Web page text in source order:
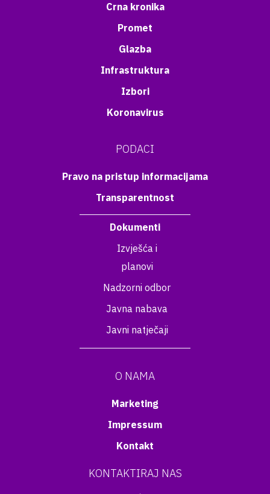
Crna kronika
Promet
Glazba
Infrastruktura
Izbori
Koronavirus
PODACI
Pravo na pristup informacijama
Transparentnost
Dokumenti
Izvješća i
planovi
Nadzorni odbor
Javna nabava
Javni natječaji
O NAMA
Marketing
Impressum
Kontakt
KONTAKTIRAJ NAS